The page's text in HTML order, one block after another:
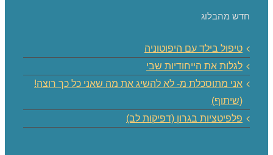
חדש מהבלוג
טיפול בילד עם היפוטוניה
לגלות את הייחודיות שבי
אני מתוסכלת מ- לא להשיג את מה שאני כל כך רוצה!
(שיתוף)
פלפיטציות בגרון (דפיקות לב)